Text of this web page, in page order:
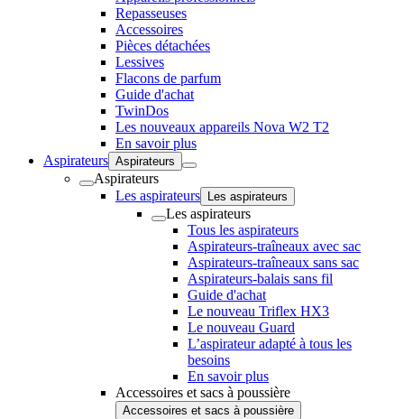
Repasseuses
Accessoires
Pièces détachées
Lessives
Flacons de parfum
Guide d'achat
TwinDos
Les nouveaux appareils Nova W2 T2
En savoir plus
Aspirateurs Aspirateurs
Aspirateurs
Les aspirateurs
Les aspirateurs
Les aspirateurs
Tous les aspirateurs
Aspirateurs-traîneaux avec sac
Aspirateurs-traîneaux sans sac
Aspirateurs-balais sans fil
Guide d'achat
Le nouveau Triflex HX3
Le nouveau Guard
L’aspirateur adapté à tous les
besoins
En savoir plus
Accessoires et sacs à poussière
Accessoires et sacs à poussière